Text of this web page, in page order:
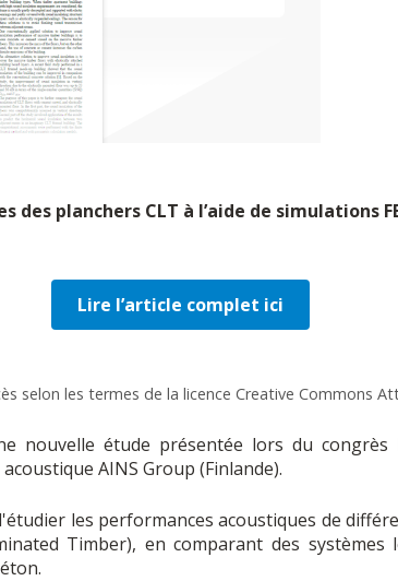
des planchers CLT à l’aide de simulations
Lire l’article complet ici
selon les termes de la licence Creative Commons
nouvelle étude présentée lors du
AINS Group (Finlande).
les performances acoustiques de
Timber), en comparant des systèmes